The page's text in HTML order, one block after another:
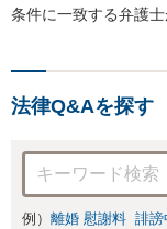
条件に一致する弁護
法律Q&Aを探す
例） 離婚 慰謝料 誹謗